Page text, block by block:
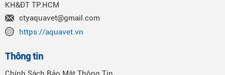
KH&ĐT TP.HCM
ctyaquavet@gmail.com
https://aquavet.vn
Thông tin